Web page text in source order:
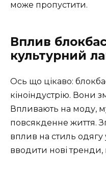
може пропустити.
Вплив
культурний
Ось що цікаво:
кіноіндустрію. Вони
Впливають на моду,
повсякденне життя.
вплив на стиль
вводити нові тренди,